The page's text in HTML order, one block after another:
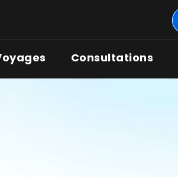
Consultations